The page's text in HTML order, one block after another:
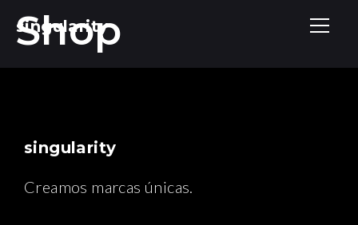
singularity
Shop
singularity
Creamos marcas únicas.